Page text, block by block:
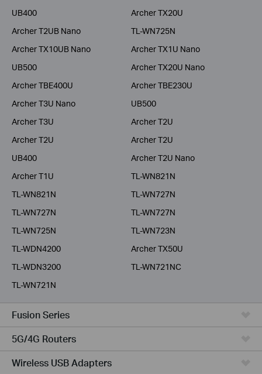
UB400
Archer TX20U
Archer T2UB Nano
TL-WN725N
Archer TX10UB Nano
Archer TX1U Nano
UB500
Archer TX20U Nano
Archer TBE400U
Archer TBE230U
Archer T3U Nano
UB500
Archer T3U
Archer T2U
Archer T2U
Archer T2U
UB400
Archer T2U Nano
Archer T1U
TL-WN821N
TL-WN821N
TL-WN727N
TL-WN727N
TL-WN727N
TL-WN725N
TL-WN723N
TL-WDN4200
Archer TX50U
TL-WDN3200
TL-WN721NC
TL-WN721N
Fusion Series
5G/4G Routers
Wireless USB Adapters